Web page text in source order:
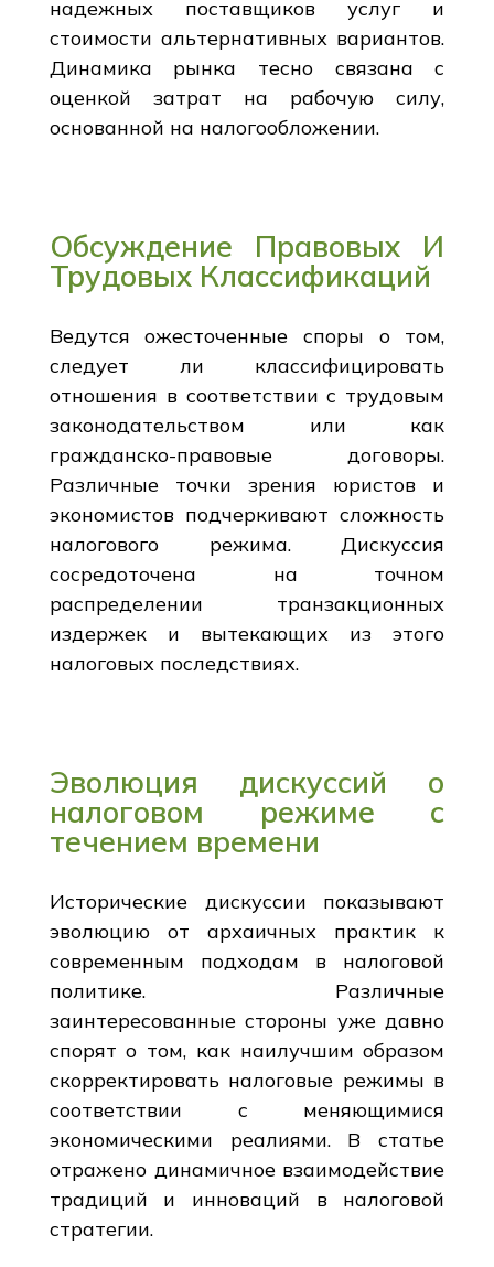
надежных поставщиков услуг и
стоимости альтернативных вариантов.
Динамика рынка тесно связана с
оценкой затрат на рабочую силу,
основанной на налогообложении.
Обсуждение Правовых И
Трудовых Классификаций
Ведутся ожесточенные споры о том,
следует ли классифицировать
отношения в соответствии с трудовым
законодательством или как
гражданско-правовые договоры.
Различные точки зрения юристов и
экономистов подчеркивают сложность
налогового режима. Дискуссия
сосредоточена на точном
распределении транзакционных
издержек и вытекающих из этого
налоговых последствиях.
Эволюция дискуссий о
налоговом режиме с
течением времени
Исторические дискуссии показывают
эволюцию от архаичных практик к
современным подходам в налоговой
политике. Различные
заинтересованные стороны уже давно
спорят о том, как наилучшим образом
скорректировать налоговые режимы в
соответствии с меняющимися
экономическими реалиями. В статье
отражено динамичное взаимодействие
традиций и инноваций в налоговой
стратегии.